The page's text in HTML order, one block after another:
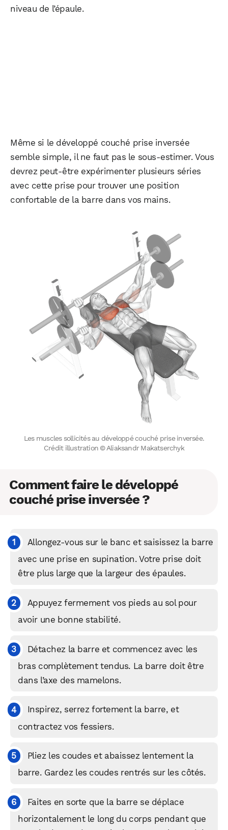
niveau de l’épaule.
Même si le développé couché prise inversée
semble simple, il ne faut pas le sous-estimer. Vous
devrez peut-être expérimenter plusieurs séries
avec cette prise pour trouver une position
confortable de la barre dans vos mains.
Les muscles sollicités au développé couché prise inversée.
Crédit illustration © Aliaksandr Makatserchyk
Comment faire le développé
couché prise inversée ?
Allongez-vous sur le banc et saisissez la barre
avec une prise en supination. Votre prise doit
être plus large que la largeur des épaules.
Appuyez fermement vos pieds au sol pour
avoir une bonne stabilité.
Détachez la barre et commencez avec les
bras complètement tendus. La barre doit être
dans l’axe des mamelons.
Inspirez, serrez fortement la barre, et
contractez vos fessiers.
Pliez les coudes et abaissez lentement la
barre. Gardez les coudes rentrés sur les côtés.
Faites en sorte que la barre se déplace
horizontalement le long du corps pendant que